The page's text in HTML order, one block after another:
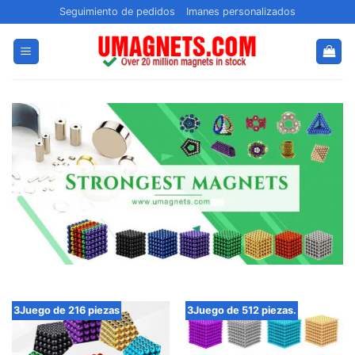
al
contenido
Seguimiento de pedidos Imanes personalizados
3Juego de 216 piezas 3Juego de 512 piezas.